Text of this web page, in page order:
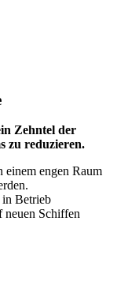
Zehntel der
zu reduzieren.
einem engen Raum
in Betrieb
neuen Schiffen